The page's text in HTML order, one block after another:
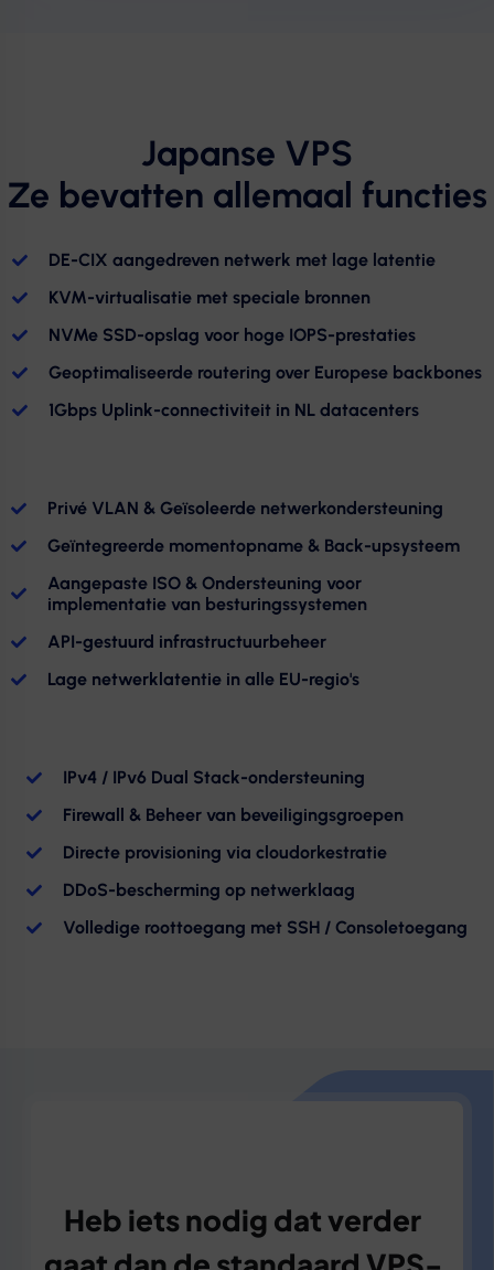
Japanse VPS
Ze bevatten allemaal functies
DE-CIX aangedreven netwerk met lage latentie
KVM-virtualisatie met speciale bronnen
NVMe SSD-opslag voor hoge IOPS-prestaties
Geoptimaliseerde routering over Europese backbones
1Gbps Uplink-connectiviteit in NL datacenters
Privé VLAN & Geïsoleerde netwerkondersteuning
Geïntegreerde momentopname & Back-upsysteem
Aangepaste ISO & Ondersteuning voor
implementatie van besturingssystemen
API-gestuurd infrastructuurbeheer
Lage netwerklatentie in alle EU-regio's
IPv4 / IPv6 Dual Stack-ondersteuning
Firewall & Beheer van beveiligingsgroepen
Directe provisioning via cloudorkestratie
DDoS-bescherming op netwerklaag
Volledige roottoegang met SSH / Consoletoegang
Heb iets nodig dat verder